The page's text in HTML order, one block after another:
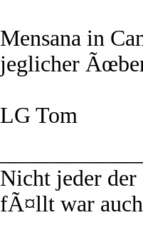
Mensana in
jeglicher
LG Tom
Nicht jeder der
fÃ¤llt war